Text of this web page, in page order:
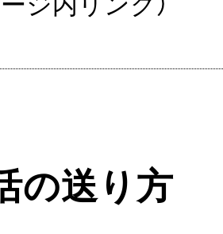
の送り方